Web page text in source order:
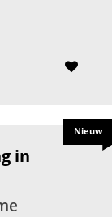
in
Nieuw